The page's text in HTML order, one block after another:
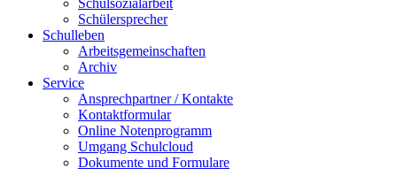
Schulsozialarbeit
Schülersprecher
Schulleben
Arbeitsgemeinschaften
Archiv
Service
Ansprechpartner / Kontakte
Kontaktformular
Online Notenprogramm
Umgang Schulcloud
Dokumente und Formulare